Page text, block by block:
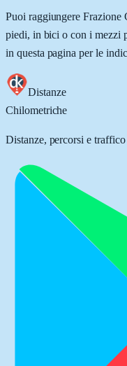
Puoi raggiungere Frazione
piedi, in bici o con i mezzi
in questa pagina per le
Distanze
Chilometriche
Distanze, percorsi e